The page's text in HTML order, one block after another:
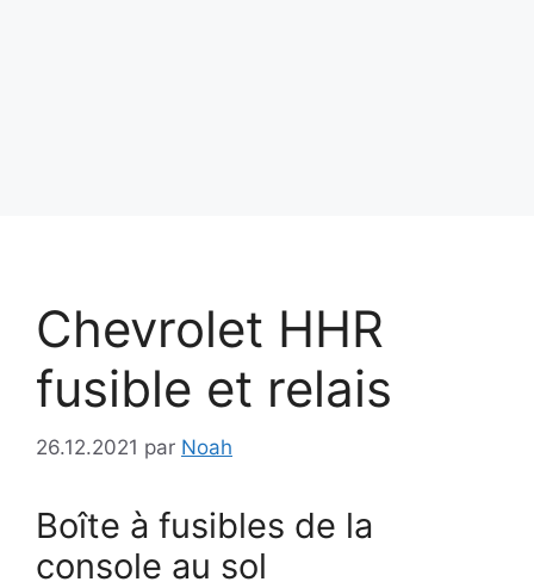
Chevrolet HHR
fusible et relais
26.12.2021 par Noah
Boîte à fusibles de la
console au sol